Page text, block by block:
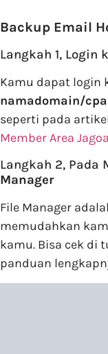
Backup Email
Langkah 1, Login
Kamu dapat login
namadomain/
seperti pada
Member Area
Langkah 2, Pada
Manager
File Manager
memudahkan
kamu. Bisa cek di
panduan